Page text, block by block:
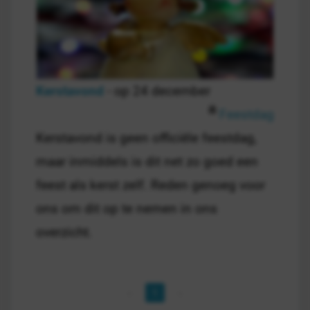
Kerstavond
- op 24 december
Feestdag
Kerstavond is geen officiële feestdag,
maar inmiddels is dit net zo goed een
feest als kerst zelf. Reden genoeg voor
ons om dit op te nemen in ons
overzicht.